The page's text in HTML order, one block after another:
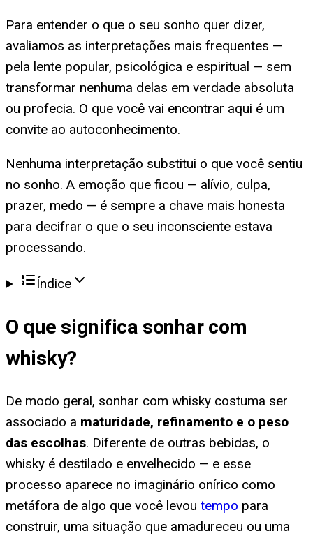
Para entender o que o seu sonho quer dizer,
avaliamos as interpretações mais frequentes —
pela lente popular, psicológica e espiritual — sem
transformar nenhuma delas em verdade absoluta
ou profecia. O que você vai encontrar aqui é um
convite ao autoconhecimento.
Nenhuma interpretação substitui o que você sentiu
no sonho. A emoção que ficou — alívio, culpa,
prazer, medo — é sempre a chave mais honesta
para decifrar o que o seu inconsciente estava
processando.
Índice
O que significa sonhar com
whisky?
De modo geral, sonhar com whisky costuma ser
associado a maturidade, refinamento e o peso
das escolhas. Diferente de outras bebidas, o
whisky é destilado e envelhecido — e esse
processo aparece no imaginário onírico como
metáfora de algo que você levou tempo para
construir, uma situação que amadureceu ou uma